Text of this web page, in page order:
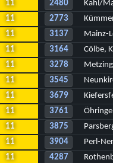
11
2480
Kahl/
11
2773
11
3137
Mainz-
11
3164
Cölbe,
11
3278
11
3545
11
3679
11
3761
11
3875
11
3904
Perl-
11
4287